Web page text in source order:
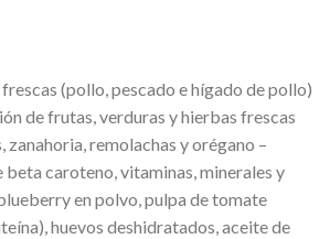
(pollo, pescado e hígado de pollo)
de frutas, verduras y hierbas frescas
zanahoria, remolachas y orégano –
beta caroteno, vitaminas, minerales y
en polvo, pulpa de tomate
huevos deshidratados, aceite de